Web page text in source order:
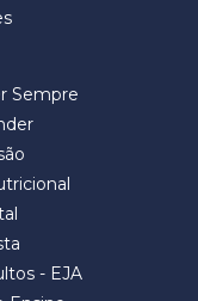
Sempre
- EJA